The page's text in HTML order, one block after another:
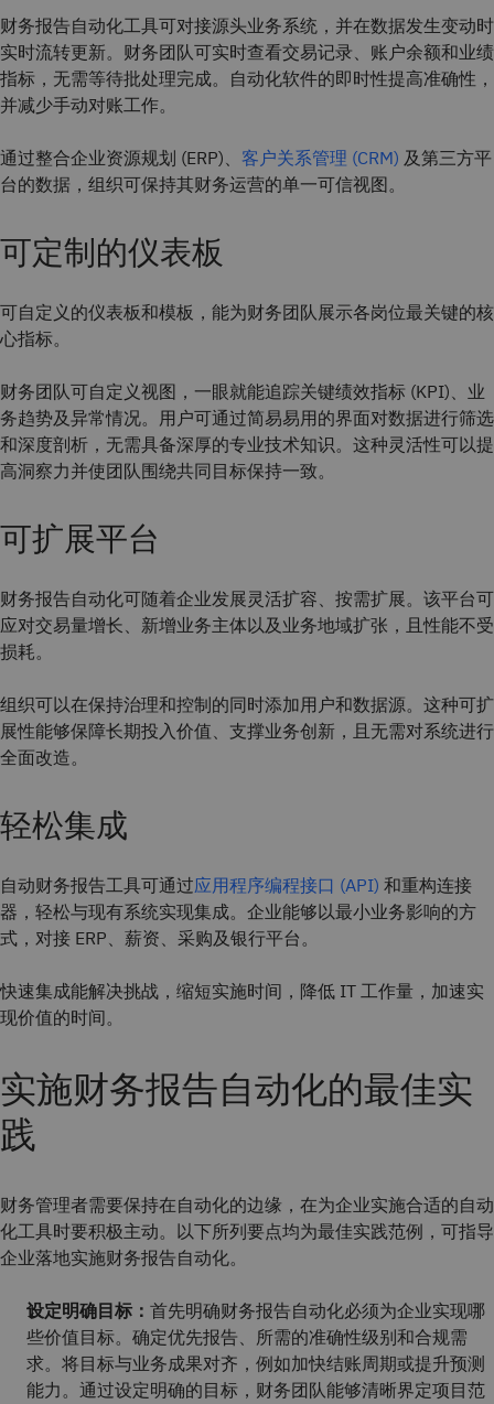
财务报告自动化工具可对接源头业务系统，并在数据发生变动时
实时流转更新。财务团队可实时查看交易记录、账户余额和业绩
指标，无需等待批处理完成。自动化软件的即时性提高准确性，
并减少手动对账工作。
通过整合企业资源规划 (ERP)、 客户关系管理 (CRM) 及第三方平
台的数据，组织可保持其财务运营的单一可信视图。
可定制的仪表板
可自定义的仪表板和模板，能为财务团队展示各岗位最关键的核
心指标。
财务团队可自定义视图，一眼就能追踪关键绩效指标 (KPI)、业
务趋势及异常情况。用户可通过简易易用的界面对数据进行筛选
和深度剖析，无需具备深厚的专业技术知识。这种灵活性可以提
高洞察力并使团队围绕共同目标保持一致。
可扩展平台
财务报告自动化可随着企业发展灵活扩容、按需扩展。该平台可
应对交易量增长、新增业务主体以及业务地域扩张，且性能不受
损耗。
组织可以在保持治理和控制的同时添加用户和数据源。这种可扩
展性能够保障长期投入价值、支撑业务创新，且无需对系统进行
全面改造。
轻松集成
自动财务报告工具可通过应用程序编程接口 (API) 和重构连接
器，轻松与现有系统实现集成。企业能够以最小业务影响的方
式，对接 ERP、薪资、采购及银行平台。
快速集成能解决挑战，缩短实施时间，降低 IT 工作量，加速实
现价值的时间。
实施财务报告自动化的最佳实
践
财务管理者需要保持在自动化的边缘，在为企业实施合适的自动
化工具时要积极主动。以下所列要点均为最佳实践范例，可指导
企业落地实施财务报告自动化。
设定明确目标： 首先明确财务报告自动化必须为企业实现哪
些价值目标。确定优先报告、所需的准确性级别和合规需
求。将目标与业务成果对齐，例如加快结账周期或提升预测
能力。通过设定明确的目标，财务团队能够清晰界定项目范